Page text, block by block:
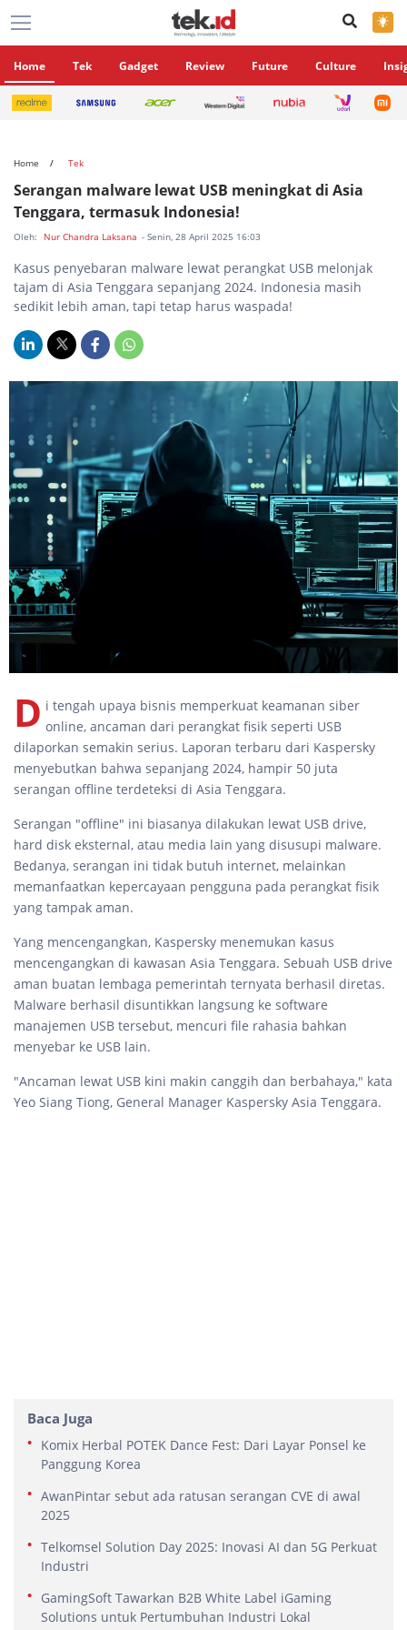
×
Home Tek Gadget Review Future Culture
Home Tek
Serangan malware lewat USB meningkat di Asia
Tenggara, termasuk Indonesia!
Oleh: Nur Chandra Laksana - Senin, 28 April 2025 16:03
Kasus penyebaran malware lewat perangkat USB melonjak
tajam di Asia Tenggara sepanjang 2024. Indonesia masih
sedikit lebih aman, tapi tetap harus waspada!
D i tengah upaya bisnis memperkuat keamanan siber
online, ancaman dari perangkat fisik seperti USB
dilaporkan semakin serius. Laporan terbaru dari Kaspersky
menyebutkan bahwa sepanjang 2024, hampir 50 juta
serangan offline terdeteksi di Asia Tenggara.
Serangan "offline" ini biasanya dilakukan lewat USB drive,
hard disk eksternal, atau media lain yang disusupi malware.
Bedanya, serangan ini tidak butuh internet, melainkan
memanfaatkan kepercayaan pengguna pada perangkat fisik
yang tampak aman.
Yang mencengangkan, Kaspersky menemukan kasus
mencengangkan di kawasan Asia Tenggara. Sebuah USB drive
aman buatan lembaga pemerintah ternyata berhasil diretas.
Malware berhasil disuntikkan langsung ke software
manajemen USB tersebut, mencuri file rahasia bahkan
menyebar ke USB lain.
"Ancaman lewat USB kini makin canggih dan berbahaya," kata
Yeo Siang Tiong, General Manager Kaspersky Asia Tenggara.
Baca Juga
Komix Herbal POTEK Dance Fest: Dari Layar Ponsel ke
Panggung Korea
AwanPintar sebut ada ratusan serangan CVE di awal
2025
Telkomsel Solution Day 2025: Inovasi AI dan 5G Perkuat
Industri
GamingSoft Tawarkan B2B White Label iGaming
Solutions untuk Pertumbuhan Industri Lokal